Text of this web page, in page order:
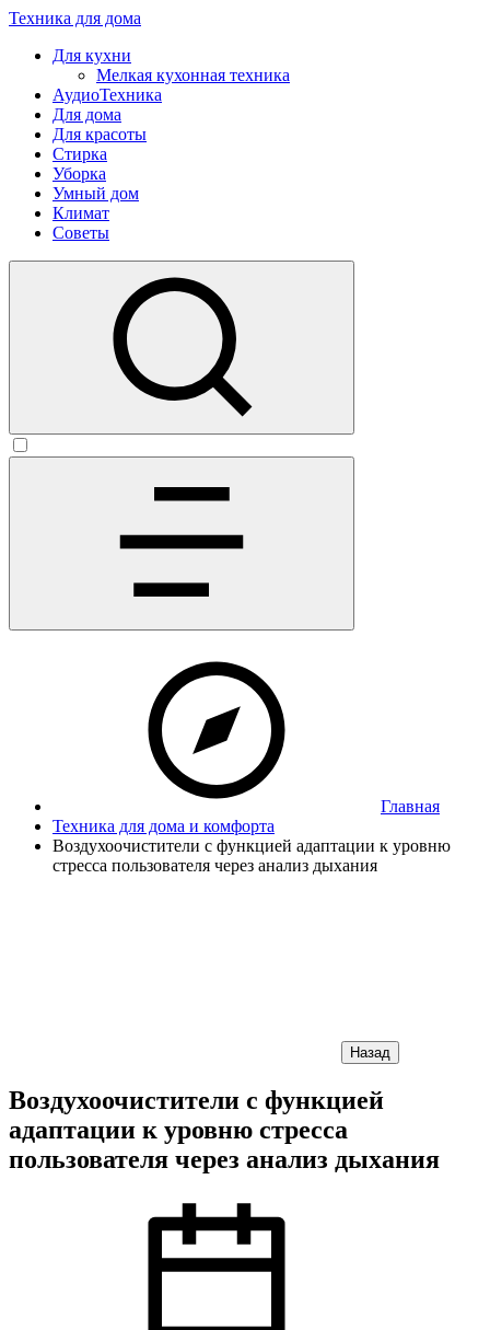
Техника для дома
Для кухни
Мелкая кухонная техника
АудиоТехника
Для дома
Для красоты
Стирка
Уборка
Умный дом
Климат
Советы
Главная
Техника для дома и комфорта
Воздухоочистители с функцией адаптации к уровню
стресса пользователя через анализ дыхания
Назад
Воздухоочистители с функцией
адаптации к уровню стресса
пользователя через анализ дыхания